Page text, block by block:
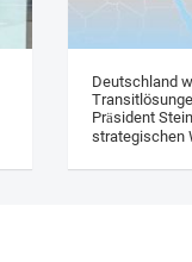
Deutschland
Präsident
strategischen